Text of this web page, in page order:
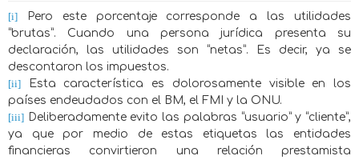
[i] Pero este porcentaje corresponde a las utilidades
“brutas”. Cuando una persona jurídica presenta su
declaración, las utilidades son “netas”. Es decir, ya se
descontaron los impuestos.
[ii] Esta característica es dolorosamente visible en los
países endeudados con el BM, el FMI y la ONU.
[iii] Deliberadamente evito las palabras “usuario” y “cliente”,
ya que por medio de estas etiquetas las entidades
financieras convirtieron una relación prestamista